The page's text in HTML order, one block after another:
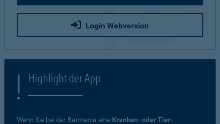
Login Webversion
Highlight der App
Wenn Sie bei der Barmenia eine Kranken- oder Tier-